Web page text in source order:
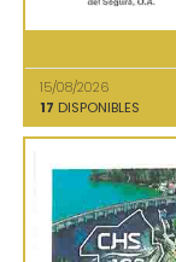
15/08/2026
17 DISPONIBLES